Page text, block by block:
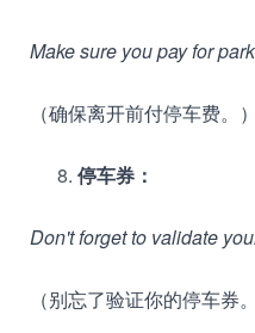
Make sure you pay for
（确保离开前付停车费。）
停车券：
Don't forget to validate
（别忘了验证你的停车券。